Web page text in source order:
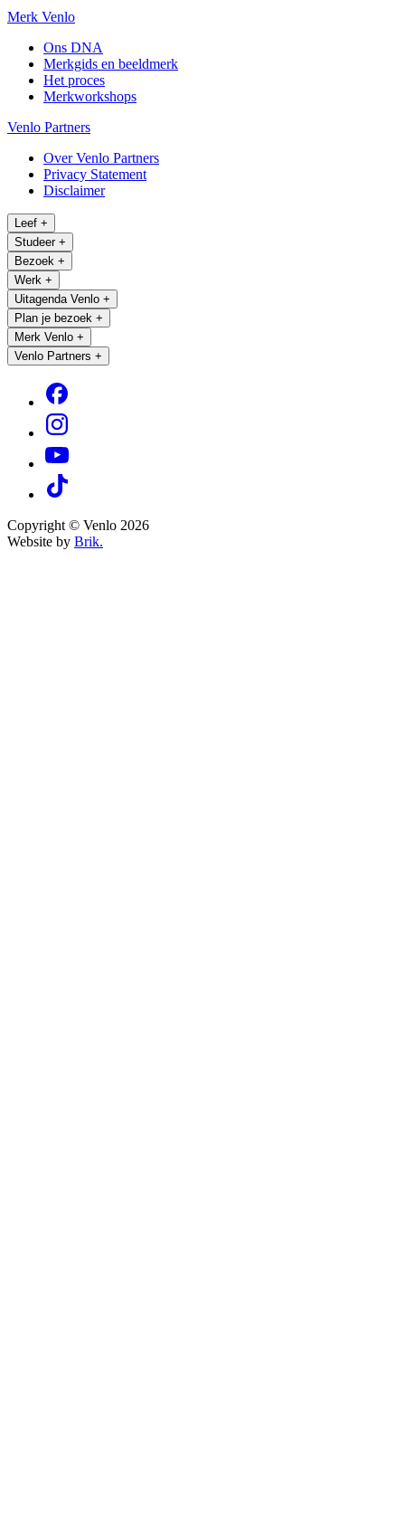
Merk Venlo
Ons DNA
Merkgids en beeldmerk
Het proces
Merkworkshops
Venlo Partners
Over Venlo Partners
Privacy Statement
Disclaimer
Leef +
Studeer +
Bezoek +
Werk +
Uitagenda Venlo +
Plan je bezoek +
Merk Venlo +
Venlo Partners +
Copyright © Venlo 2026
Website by Brik.